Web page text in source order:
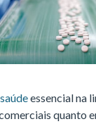
essencial na
quanto